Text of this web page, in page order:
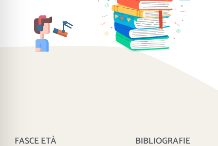
FASCE ETÀ BIBLIOGRAFIE